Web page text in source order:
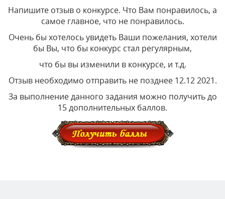
Напишите отзыв о конкурсе. Что Вам понравилось, а
самое главное, что не понравилось.
Очень бы хотелось увидеть Ваши пожелания, хотели
бы Вы, что бы конкурс стал регулярным,
что бы вы изменили в конкурсе, и т.д.
Отзыв необходимо отправить не позднее 12.12 2021.
За выполнение данного задания можно получить до
15 дополнительных баллов.